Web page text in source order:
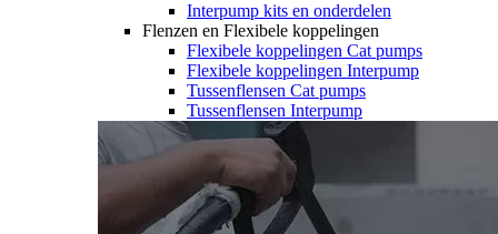
Interpump kits en onderdelen
Flenzen en Flexibele koppelingen
Flexibele koppelingen Cat pumps
Flexibele koppelingen Interpump
Tussenflensen Cat pumps
Tussenflensen Interpump